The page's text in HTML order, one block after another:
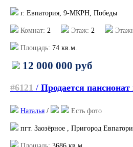
г. Евпатория, 9-МКРН, Победы
Комнат: 2 Этаж: 2
Площадь: 74 кв.м.
12 000 000 руб
#6121 / Продается
Наталья / Есть фото
пгт. Заозёрное , Пригород